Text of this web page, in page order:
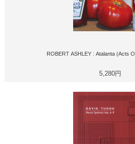
ROBERT ASHLEY : Atalanta (Acts
5,280円